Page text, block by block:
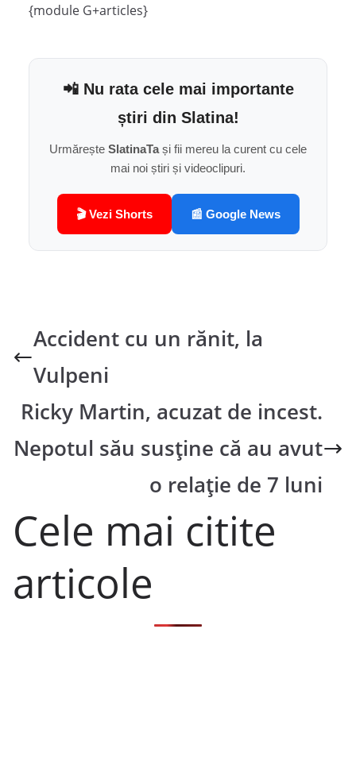
{module G+articles}
📲 Nu rata cele mai importante
știri din Slatina!
Urmărește SlatinaTași fii mereu la curent cu cele
mai noi știri și videoclipuri.
🎬 Vezi Shorts 📰 Google News
Accident cu un rănit, la
Vulpeni
Ricky Martin, acuzat de incest.
Nepotul său susţine că au avut
o relaţie de 7 luni
Cele mai citite
articole